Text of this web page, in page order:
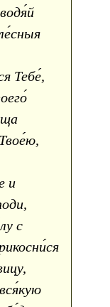
Тебе́,
и
с